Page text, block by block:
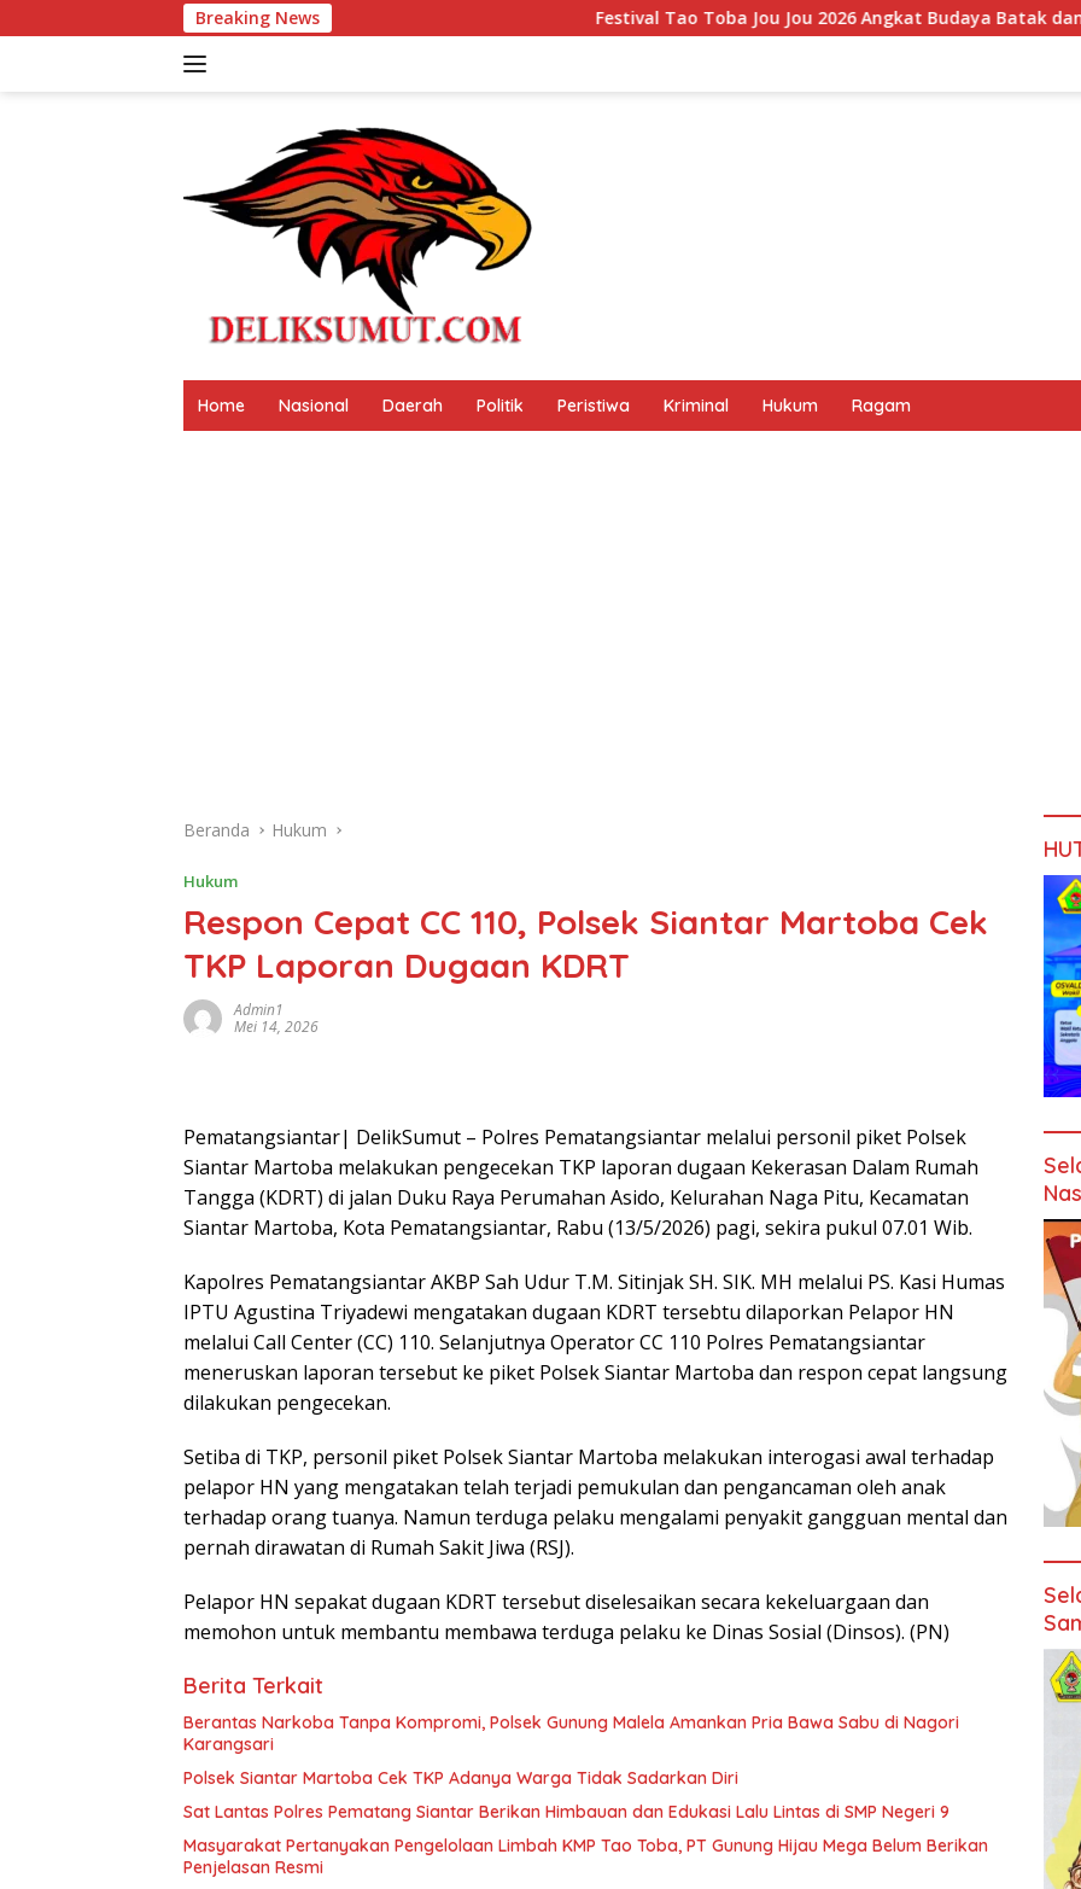
ke
Breaking News Festival Tao Toba Jou Jou 2026 Angkat Budaya Batak dan Pariwisata Samosir,
Home Nasional Daerah Politik Peristiwa Kriminal Hukum Ragam
Beranda Hukum
Hukum
Respon Cepat CC 110, Polsek Siantar Martoba Cek
TKP Laporan Dugaan KDRT
Admin1
Mei 14, 2026
Pematangsiantar| DelikSumut – Polres Pematangsiantar melalui personil piket Polsek
Siantar Martoba melakukan pengecekan TKP laporan dugaan Kekerasan Dalam Rumah
Tangga (KDRT) di jalan Duku Raya Perumahan Asido, Kelurahan Naga Pitu, Kecamatan
Siantar Martoba, Kota Pematangsiantar, Rabu (13/5/2026) pagi, sekira pukul 07.01 Wib.
Kapolres Pematangsiantar AKBP Sah Udur T.M. Sitinjak SH. SIK. MH melalui PS. Kasi Humas
IPTU Agustina Triyadewi mengatakan dugaan KDRT tersebtu dilaporkan Pelapor HN
melalui Call Center (CC) 110. Selanjutnya Operator CC 110 Polres Pematangsiantar
meneruskan laporan tersebut ke piket Polsek Siantar Martoba dan respon cepat langsung
dilakukan pengecekan.
Setiba di TKP, personil piket Polsek Siantar Martoba melakukan interogasi awal terhadap
pelapor HN yang mengatakan telah terjadi pemukulan dan pengancaman oleh anak
terhadap orang tuanya. Namun terduga pelaku mengalami penyakit gangguan mental dan
pernah dirawatan di Rumah Sakit Jiwa (RSJ).
Pelapor HN sepakat dugaan KDRT tersebut diselesaikan secara kekeluargaan dan
memohon untuk membantu membawa terduga pelaku ke Dinas Sosial (Dinsos). (PN)
Berita Terkait
Berantas Narkoba Tanpa Kompromi, Polsek Gunung Malela Amankan Pria Bawa Sabu di Nagori
Karangsari
Polsek Siantar Martoba Cek TKP Adanya Warga Tidak Sadarkan Diri
Sat Lantas Polres Pematang Siantar Berikan Himbauan dan Edukasi Lalu Lintas di SMP Negeri 9
Masyarakat Pertanyakan Pengelolaan Limbah KMP Tao Toba, PT Gunung Hijau Mega Belum Berikan
Penjelasan Resmi